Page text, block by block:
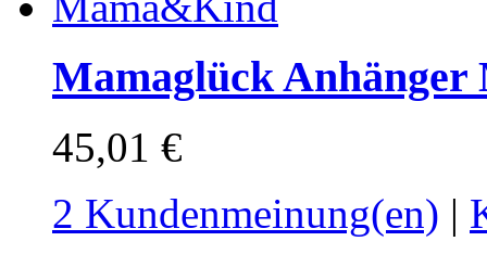
Mamaglück
45,01 €
2 Kundenmeinung(en) |